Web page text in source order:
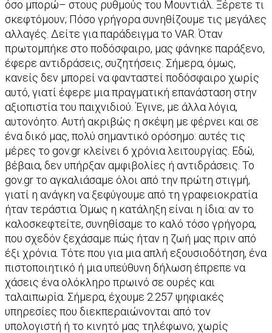
όσο μπορώ– στους ρυθμούς του Μουντιάλ. Ξέρετε τι
σκεφτόμουν; Πόσο γρήγορα συνηθίζουμε τις μεγάλες
αλλαγές. Δείτε για παράδειγμα το VAR. Όταν
πρωτομπήκε στο ποδόσφαιρο, μας φάνηκε παράξενο,
έφερε αντιδράσεις, συζητήσεις. Σήμερα, όμως,
κανείς δεν μπορεί να φανταστεί ποδόσφαιρο χωρίς
αυτό, γιατί έφερε μια πραγματική επανάσταση στην
αξιοπιστία του παιχνιδιού. Έγινε, με άλλα λόγια,
αυτονόητο. Αυτή ακριβώς η σκέψη με φέρνει και σε
ένα δικό μας, πολύ σημαντικό ορόσημο: αυτές τις
μέρες το gov.gr κλείνει 6 χρόνια λειτουργίας. Εδώ,
βέβαια, δεν υπήρξαν αμφιβολίες ή αντιδράσεις. Το
gov.gr το αγκαλιάσαμε όλοι από την πρώτη στιγμή,
γιατί η ανάγκη να ξεφύγουμε από τη γραφειοκρατία
ήταν τεράστια. Όμως η κατάληξη είναι η ίδια: αν το
καλοσκεφτείτε, συνηθίσαμε το καλό τόσο γρήγορα,
που σχεδόν ξεχάσαμε πώς ήταν η ζωή μας πριν από
έξι χρόνια. Τότε που για μια απλή εξουσιοδότηση, ένα
πιστοποιητικό ή μια υπεύθυνη δήλωση έπρεπε να
χάσεις ένα ολόκληρο πρωινό σε ουρές και
ταλαιπωρία. Σήμερα, έχουμε 2.257 ψηφιακές
υπηρεσίες που διεκπεραιώνονται από τον
υπολογιστή ή το κινητό μας τηλέφωνο, χωρίς